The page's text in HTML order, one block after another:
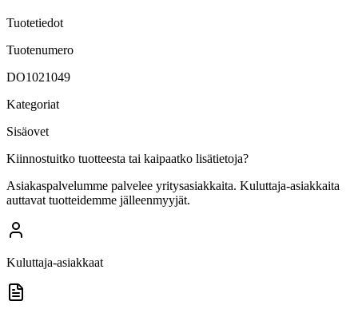
Tuotetiedot
Tuotenumero
DO1021049
Kategoriat
Sisäovet
Kiinnostuitko tuotteesta tai kaipaatko lisätietoja?
Asiakaspalvelumme palvelee yritysasiakkaita. Kuluttaja-asiakkaita
auttavat tuotteidemme jälleenmyyjät.
Kuluttaja-asiakkaat